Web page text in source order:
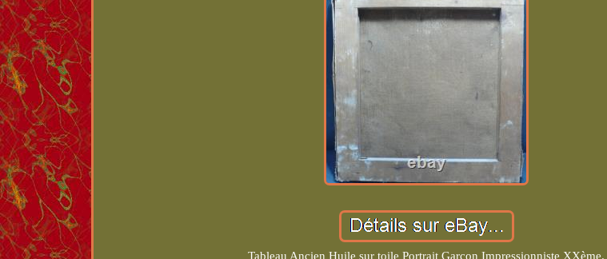
Tableau Ancien Huile sur toile Portrait Garçon Impressionniste XXème.